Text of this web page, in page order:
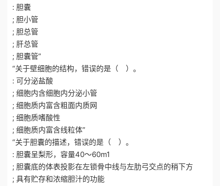
: 胆囊
; 胆小管
; 胆总管
; 肝总管
; 胆囊管”
“关于壁细胞的结构，错误的是（ ）。
: 可分泌盐酸
; 细胞内含细胞内分泌小管
; 细胞质内富含粗面内质网
; 细胞质嗜酸性
; 细胞质内富含线粒体”
“关于胆囊的描述，错误的是（ ）。
: 胆囊呈梨形，容量40～60m1
; 胆囊底的体表投影在左锁骨中线与左肋弓交点的稍下方
; 具有贮存和浓缩胆汁的功能